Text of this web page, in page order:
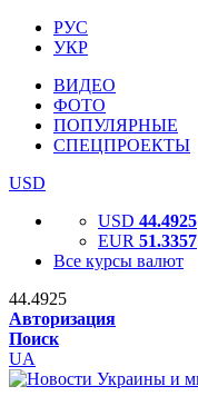
РУС
УКР
ВИДЕО
ФОТО
ПОПУЛЯРНЫЕ
СПЕЦПРОЕКТЫ
USD
USD 44.4925
EUR 51.3357
Все курсы валют
44.4925
Авторизация
Поиск
UA